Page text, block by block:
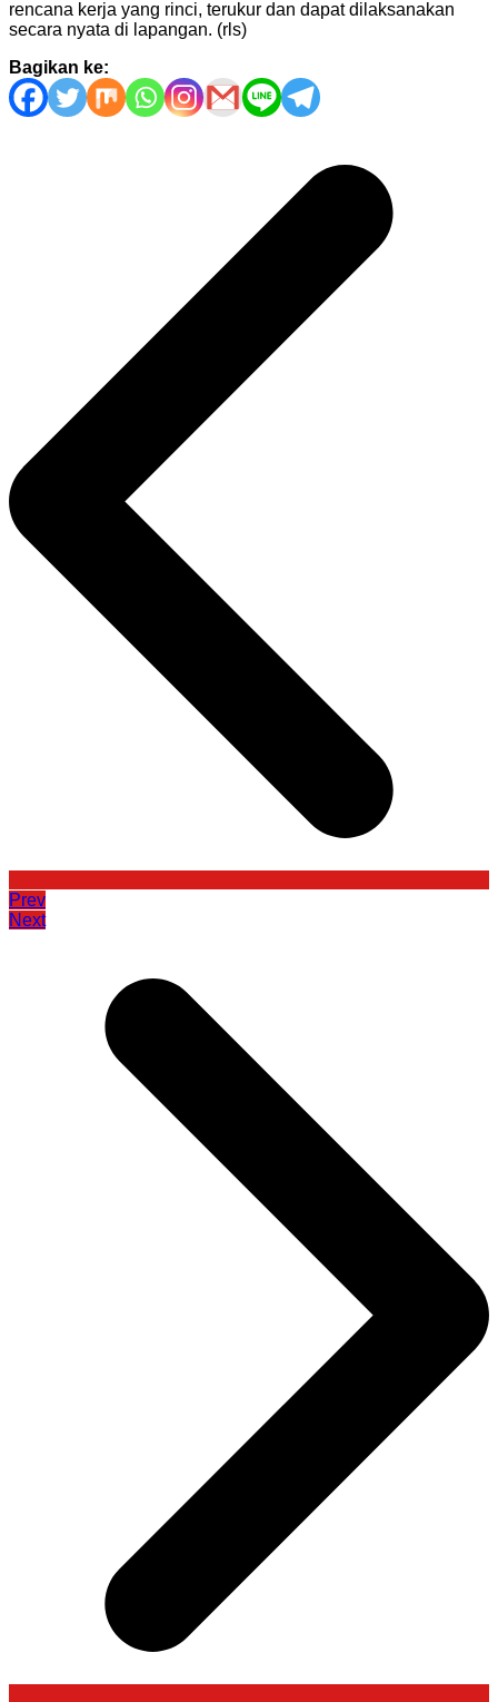
rencana kerja yang rinci, terukur dan dapat dilaksanakan
secara nyata di lapangan. (rls)
Bagikan ke:
Prev
Next